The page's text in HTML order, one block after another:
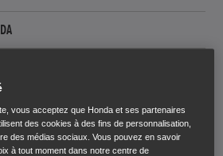
LES NOUVEAUX UTILISATEURS
vous acceptez que Honda et ses partenaires
des cookies à des fins de personnalisation,
des médias sociaux. Vous pouvez en savoir
à tout moment dans notre centre de